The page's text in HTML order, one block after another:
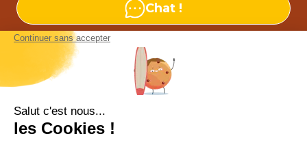
Chat !
Nos agences